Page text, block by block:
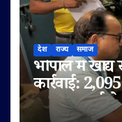
देश राज्य समाज
भोपाल में खाद्य
कार्रवाई:
जब्त, सप्लाई